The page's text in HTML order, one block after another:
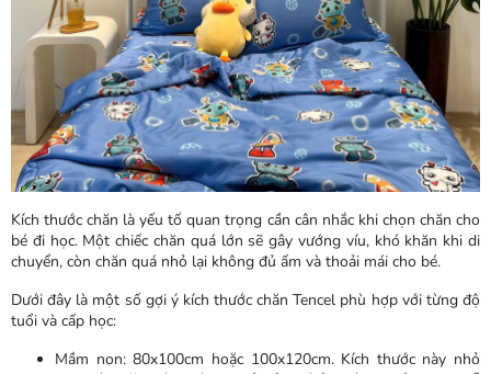
Kích thước chăn là yếu tố quan trọng cần cân nhắc khi chọn chăn cho
bé đi học. Một chiếc chăn quá lớn sẽ gây vướng víu, khó khăn khi di
chuyển, còn chăn quá nhỏ lại không đủ ấm và thoải mái cho bé.
Dưới đây là một số gợi ý kích thước chăn Tencel phù hợp với từng độ
tuổi và cấp học:
Mầm non: 80x100cm hoặc 100x120cm. Kích thước này nhỏ